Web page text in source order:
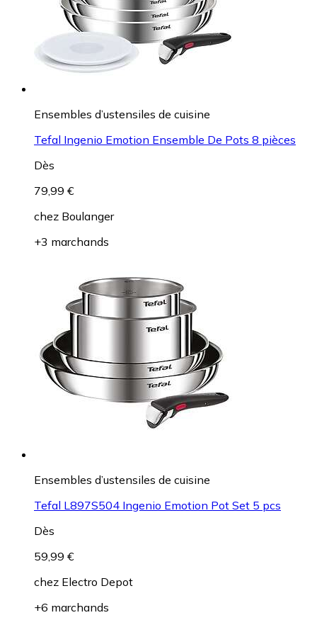
Ensembles d’ustensiles de cuisine
Tefal Ingenio Emotion Ensemble De Pots 8 pièces
Dès
79,99 €
chez Boulanger
+3 marchands
Ensembles d’ustensiles de cuisine
Tefal L897S504 Ingenio Emotion Pot Set 5 pcs
Dès
59,99 €
chez Electro Depot
+6 marchands